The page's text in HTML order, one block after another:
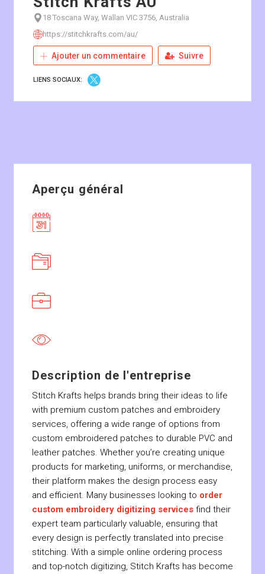
18 Toscana Way, Wallan VIC 3756, Australia
https://stitchkrafts.com/au/
Ajouter un commentaire Suivre
LIENS SOCIAUX:
Aperçu général
Description de l'entreprise
Stitch Krafts helps brands bring their ideas to life
with premium custom patches and embroidery
services, offering a wide range of options from
custom embroidered patches to durable PVC and
leather patches. Whether you’re creating unique
products for marketing, uniforms, or merchandise,
their platform makes the design process easy
and efficient. Many businesses looking to order
custom embroidery digitizing servicesfind their
expert team particularly valuable, ensuring that
every design is perfectly translated into precise
stitching. With a simple online ordering process
and top-notch digitizing, Stitch Krafts has become